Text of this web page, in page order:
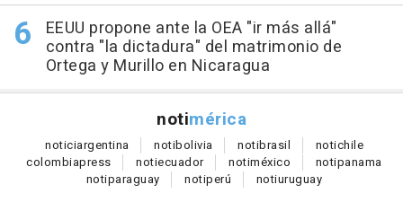
EEUU propone ante la OEA "ir más allá"
contra "la dictadura" del matrimonio de
Ortega y Murillo en Nicaragua
notimérica
noticiargentina notibolivia notibrasil notichile
colombiapress notiecuador notiméxico notipanama
notiparaguay notiperú notiuruguay